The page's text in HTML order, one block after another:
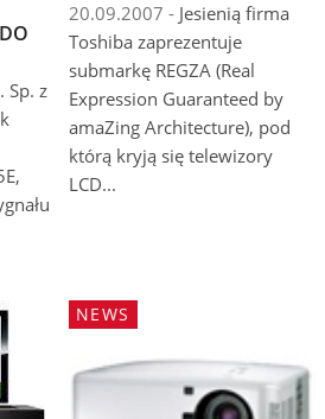
Sp. z
20.09.2007 - Jesienią firma
Toshiba zaprezentuje
submarkę REGZA (Real
Expression Guaranteed by
amaZing Architecture), pod
którą kryją się telewizory
LCD...
NEWS